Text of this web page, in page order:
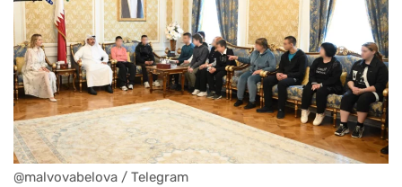
@malvovabelova / Telegram